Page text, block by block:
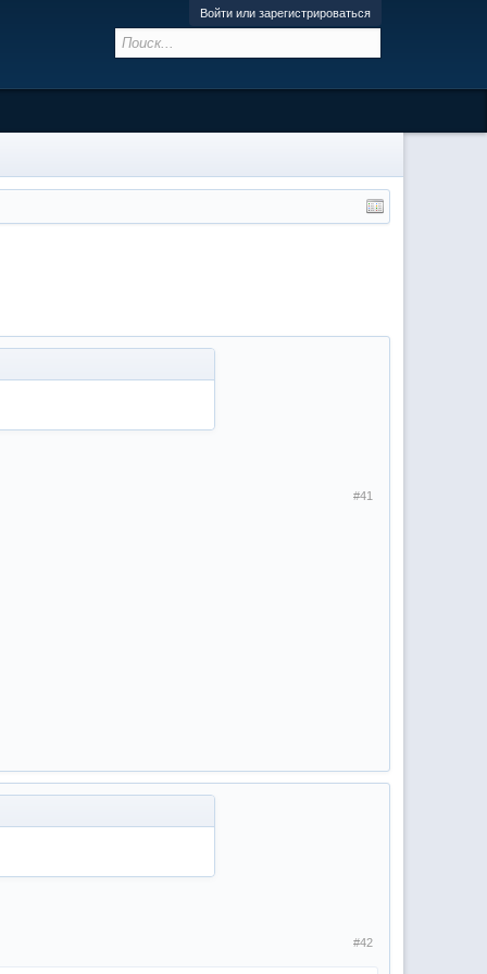
Войти или зарегистрироваться
#41
#42